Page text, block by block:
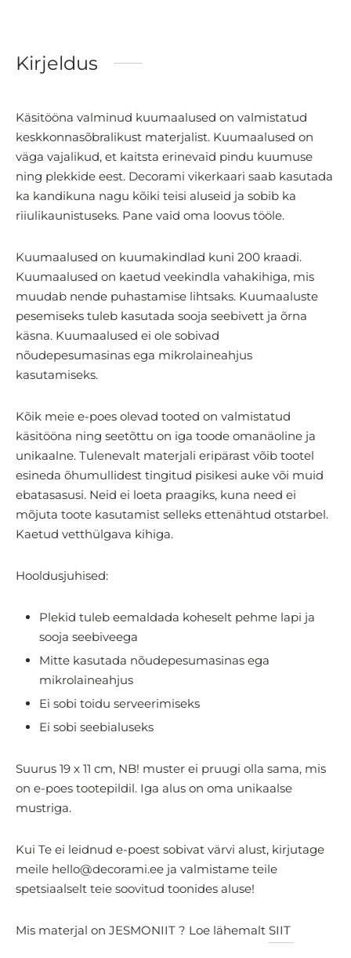
Kirjeldus
Käsitööna valminud kuumaalused on valmistatud
keskkonnasõbralikust materjalist. Kuumaalused on
väga vajalikud, et kaitsta erinevaid pindu kuumuse
ning plekkide eest. Decorami vikerkaari saab kasutada
ka kandikuna nagu kõiki teisi aluseid ja sobib ka
riiulikaunistuseks. Pane vaid oma loovus tööle.
Kuumaalused on kuumakindlad kuni 200 kraadi.
Kuumaalused on kaetud veekindla vahakihiga, mis
muudab nende puhastamise lihtsaks. Kuumaaluste
pesemiseks tuleb kasutada sooja seebivett ja õrna
käsna. Kuumaalused ei ole sobivad
nõudepesumasinas ega mikrolaineahjus
kasutamiseks.
Kõik meie e-poes olevad tooted on valmistatud
käsitööna ning seetõttu on iga toode omanäoline ja
unikaalne. Tulenevalt materjali eripärast võib tootel
esineda õhumullidest tingitud pisikesi auke või muid
ebatasasusi. Neid ei loeta praagiks, kuna need ei
mõjuta toote kasutamist selleks ettenähtud otstarbel.
Kaetud vetthülgava kihiga.
Hooldusjuhised:
Plekid tuleb eemaldada koheselt pehme lapi ja
sooja seebiveega
Mitte kasutada nõudepesumasinas ega
mikrolaineahjus
Ei sobi toidu serveerimiseks
Ei sobi seebialuseks
Suurus 19 x 11 cm, NB! muster ei pruugi olla sama, mis
on e-poes tootepildil. Iga alus on oma unikaalse
mustriga.
Kui Te ei leidnud e-poest sobivat värvi alust, kirjutage
meile hello@decorami.ee ja valmistame teile
spetsiaalselt teie soovitud toonides aluse!
Mis materjal on JESMONIIT ? Loe lähemalt SIIT